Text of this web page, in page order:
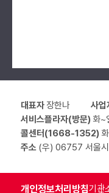
대표자장한나 사업
서비스플라자(방문) 화~
콜센터(1668-1352)
주소 (우) 06757 서울
개인정보처리방침기관